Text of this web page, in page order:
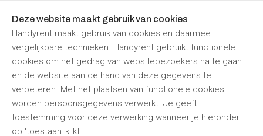
Deze website maakt gebruik van cookies
Handyrent maakt gebruik van cookies en daarmee
vergelijkbare technieken. Handyrent gebruikt functionele
cookies om het gedrag van websitebezoekers na te gaan
en de website aan de hand van deze gegevens te
verbeteren. Met het plaatsen van functionele cookies
worden persoonsgegevens verwerkt. Je geeft
toestemming voor deze verwerking wanneer je hieronder
op 'toestaan' klikt.